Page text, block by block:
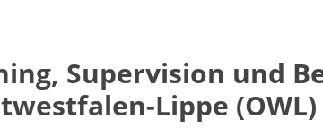
Supervision und
Lippe